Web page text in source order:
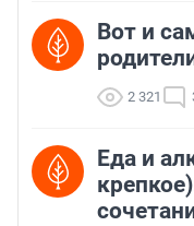
Вот и
2 321
Еда и